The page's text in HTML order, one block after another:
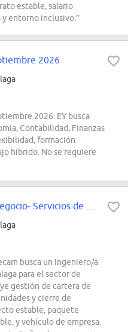
estable, salario
entorno inclusivo.”
2026
2026. EY busca
Contabilidad, Finanzas
formación
híbrido. No se requiere
busca un Ingeniero/a
para el sector de
gestión de cartera de
y cierre de
estable, paquete
y vehículo de empresa.